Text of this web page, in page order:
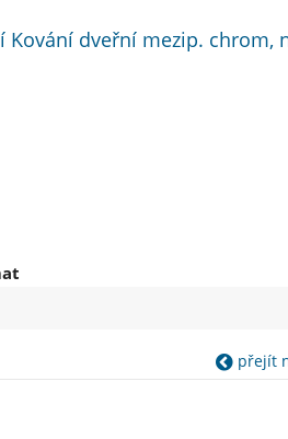
dveřní mezip. chrom,
přejít